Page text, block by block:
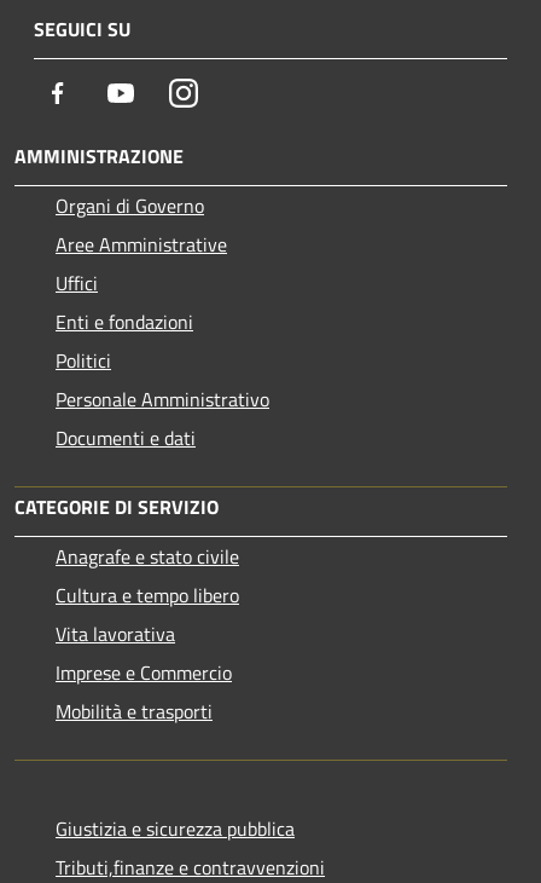
SEGUICI SU
Facebook YoutubeInstagram
AMMINISTRAZIONE
Organi di Governo
Aree Amministrative
Uffici
Enti e fondazioni
Politici
Personale Amministrativo
Documenti e dati
CATEGORIE DI SERVIZIO
Anagrafe e stato civile
Cultura e tempo libero
Vita lavorativa
Imprese e Commercio
Mobilità e trasporti
Giustizia e sicurezza pubblica
Tributi,finanze e contravvenzioni